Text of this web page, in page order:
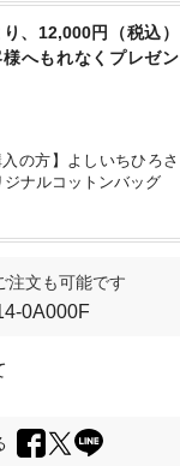
、12,000円（税込）
へもれなくプレゼン
入の方】よしいちひろさ
ナルコットンバッグ
注文も可能です
0A000F